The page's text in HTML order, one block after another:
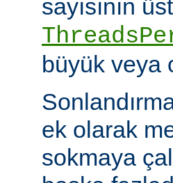
sayısının
büyük veya
ek olarak
sokmaya